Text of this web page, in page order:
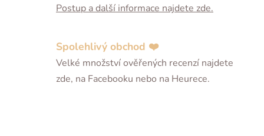
Postup a další informace najdete zde.
Spolehlivý obchod ❤️
Velké množství ověřených recenzí najdete
zde, na Facebooku nebo na Heurece.